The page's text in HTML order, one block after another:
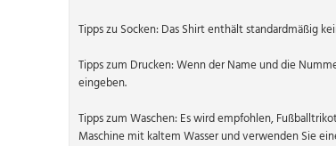
Tipps zu Socken: Das Shirt enthält standardmäßig
Tipps zum Drucken: Wenn der Name und die
eingeben.
Tipps zum Waschen: Es wird empfohlen,
Maschine mit kaltem Wasser und verwenden Sie